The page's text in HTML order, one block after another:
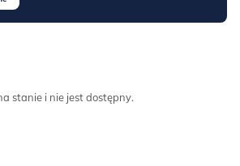
stanie i nie jest dostępny.